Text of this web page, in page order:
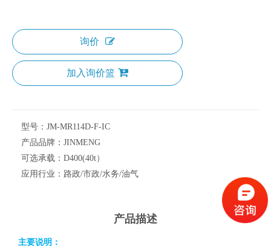
询价
加入询价篮
型号： JM-MR114D-F-IC
产品品牌： JINMENG
可选承载： D400(40t）
应用行业： 路政/市政/水务/油气
产品描述
主要说明：